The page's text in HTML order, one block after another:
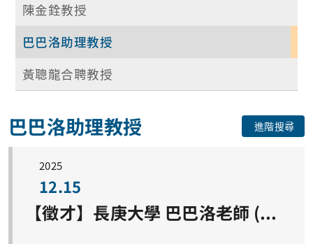
陳金銓教授
巴巴洛助理教授
黃聰龍合聘教授
巴巴洛助理教授 進階搜尋
2025
12.15
【徵才】長庚大學 巴巴洛老師 (Dr. Roshan Satange) 實驗室誠徵研究助理